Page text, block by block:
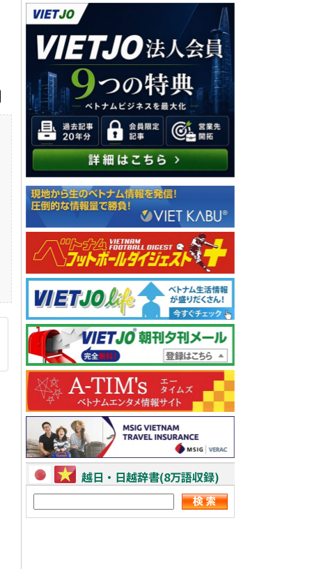
越日・日越辞書(8万語収録)